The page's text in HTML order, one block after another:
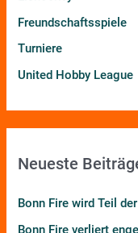
h
:
Freundschaftsspiele
Turniere
United Hobby League
Neueste
Bonn Fire wird Teil
Bonn Fire verliert